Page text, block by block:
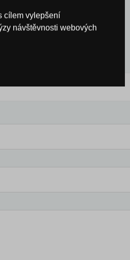
cílem vylepšení
návštěvnosti webových